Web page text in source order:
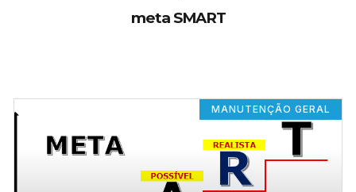
meta SMART
MANUTENÇÃO GERAL